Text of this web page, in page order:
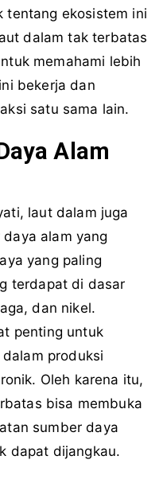
tentang ekosistem ini
dalam tak terbatas
memahami lebih
bekerja dan
satu sama lain.
Alam
laut dalam juga
alam yang
yang paling
terdapat di dasar
dan nikel.
penting untuk
produksi
Oleh karena itu,
bisa membuka
sumber daya
dapat dijangkau.